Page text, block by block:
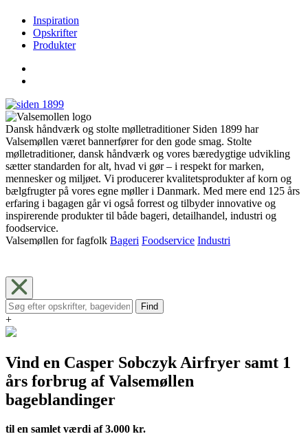
Inspiration
Opskrifter
Produkter
Dansk håndværk og stolte mølletraditioner Siden 1899 har
Valsemøllen været bannerfører for den gode smag. Stolte
mølletraditioner, dansk håndværk og vores bæredygtige udvikling
sætter standarden for alt, hvad vi gør – i respekt for marken,
mennesker og miljøet. Vi producerer kvalitetsprodukter af korn og
bælgfrugter på vores egne møller i Danmark. Med mere end 125 års
erfaring i bagagen går vi også forrest og tilbyder innovative og
inspirerende produkter til både bageri, detailhandel, industri og
foodservice.
Valsemøllen for fagfolk Bageri Foodservice Industri
Find
+
Vind en Casper Sobczyk Airfryer samt 1
års forbrug af Valsemøllen
bageblandinger
til en samlet værdi af 3.000 kr.